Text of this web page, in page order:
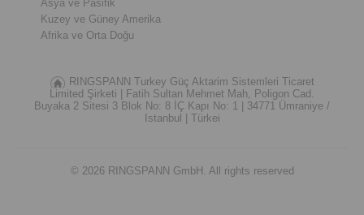
Asya ve Pasifik
Kuzey ve Güney Amerika
Afrika ve Orta Doğu
RINGSPANN Turkey Güç Aktarim Sistemleri Ticaret
Limited Şirketi |
Fatih Sultan Mehmet Mah, Poligon Cad.
Buyaka 2 Sitesi 3 Blok No: 8 İÇ Kapı No: 1 |
34771 Ümraniye /
Istanbul |
Türkei
© 2026 RINGSPANN GmbH. All rights reserved